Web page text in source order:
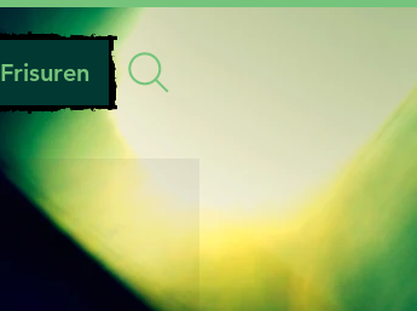
Frisuren